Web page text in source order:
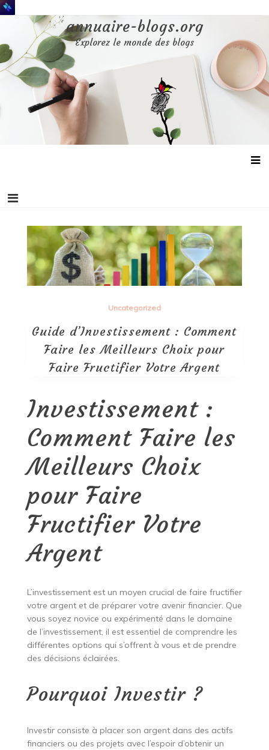
Aller
au
annuaire-blogs.org
Explorez le monde des blogs
Uncategorized
Guide d’Investissement : Comment
Faire les Meilleurs Choix pour
Faire Fructifier Votre Argent
Investissement :
Comment Faire les
Meilleurs Choix
pour Faire
Fructifier Votre
Argent
L’investissement est un moyen crucial de faire fructifier
votre argent et de préparer votre avenir financier. Que
vous soyez novice ou expérimenté dans le domaine
de l’investissement, il est essentiel de comprendre les
différentes options qui s’offrent à vous et de prendre
des décisions éclairées.
Pourquoi Investir ?
Investir consiste à placer son argent dans des actifs
financiers ou des projets avec l’espoir d’obtenir un